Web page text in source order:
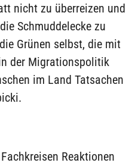
nicht zu überreizen und
Schmuddelecke zu
Grünen selbst, die mit
der Migrationspolitik
im Land Tatsachen
Reaktionen